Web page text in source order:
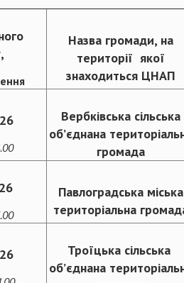
Назва громади, на
території якої
знаходиться ЦНАП
Вербківська сільська
об’єднана
громада
Павлоградська міська
територіальна
Троїцька сільська
об’єднана